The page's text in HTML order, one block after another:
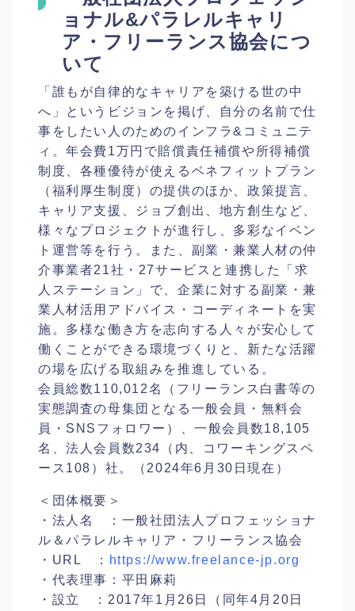
ョナル&パラレルキャリ
ア・フリーランス協会につ
いて
「誰もが自律的なキャリアを築ける世の中
へ」というビジョンを掲げ、自分の名前で仕
事をしたい人のためのインフラ&コミュニテ
ィ。年会費1万円で賠償責任補償や所得補償
制度、各種優待が使えるベネフィットプラン
（福利厚生制度）の提供のほか、政策提言、
キャリア支援、ジョブ創出、地方創生など、
様々なプロジェクトが進行し、多彩なイベン
ト運営等を行う。また、副業・兼業人材の仲
介事業者21社・27サービスと連携した「求
人ステーション」で、企業に対する副業・兼
業人材活用アドバイス・コーディネートを実
施。多様な働き方を志向する人々が安心して
働くことができる環境づくりと、新たな活躍
の場を広げる取組みを推進している。
会員総数110,012名（フリーランス白書等の
実態調査の母集団となる一般会員・無料会
員・SNSフォロワー）、一般会員数18,105
名、法人会員数234（内、コワーキングスペ
ース108）社。（2024年6月30日現在）
＜団体概要＞
・法人名 ：一般社団法人プロフェッショナ
ル＆パラレルキャリア・フリーランス協会
・URL ：
https://www.freelance-jp.org
・代表理事：平田麻莉
・設立 ：2017年1月26日（同年4月20日